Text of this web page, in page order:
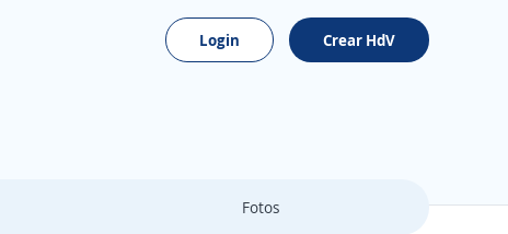
Login Crear HdV
Fotos